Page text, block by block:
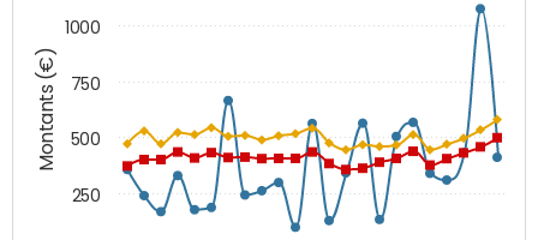
Montants (€)
250
500
750
1000